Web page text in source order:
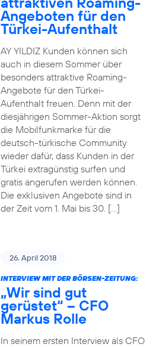
Angeboten für den
Türkei-Aufenthalt
AY YILDIZ Kunden können sich
auch in diesem Sommer über
besonders attraktive Roaming-
Angebote für den Türkei-
Aufenthalt freuen. Denn mit der
diesjährigen Sommer-Aktion sorgt
die Mobilfunkmarke für die
deutsch-türkische Community
wieder dafür, dass Kunden in der
Türkei extragünstig surfen und
gratis angerufen werden können.
Die exklusiven Angebote sind in
der Zeit vom 1. Mai bis 30. […]
26. April 2018
INTERVIEW MIT DER BÖRSEN-ZEITUNG:
„Wir sind gut
gerüstet“ – CFO
Markus Rolle
In seinem ersten Interview als CFO